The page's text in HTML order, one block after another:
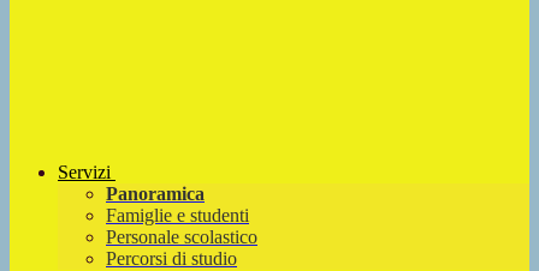
Servizi
Panoramica
Famiglie e studenti
Personale scolastico
Percorsi di studio